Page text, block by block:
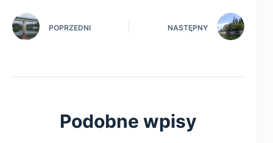
POPRZEDNI NASTĘPNY
Podobne wpisy